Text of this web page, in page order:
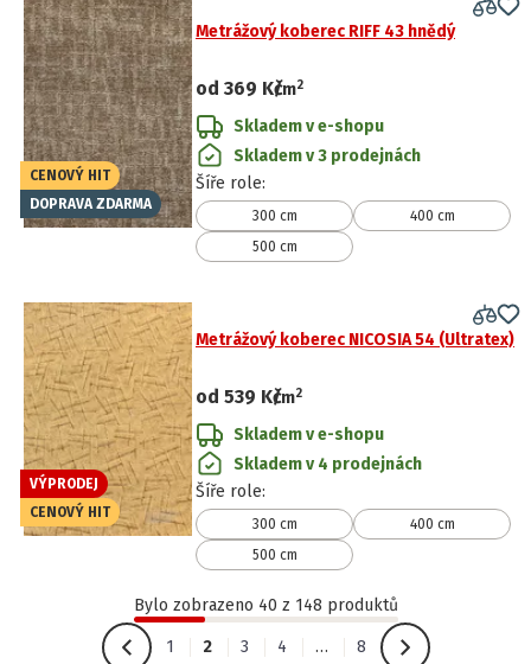
CENOVÝ HIT
DOPRAVA ZDARMA
Metrážový koberec RIFF 43 hnědý
od 369 Kč
/m2
Skladem v e-shopu
Skladem v 3 prodejnách
Šíře role:
300 cm
400 cm
500 cm
VÝPRODEJ
CENOVÝ HIT
Metrážový koberec NICOSIA 54 (Ultratex)
od 539 Kč
/m2
Skladem v e-shopu
Skladem v 4 prodejnách
Šíře role:
300 cm
400 cm
500 cm
Bylo zobrazeno 40 z 148 produktů
1 2 3 4 … 8